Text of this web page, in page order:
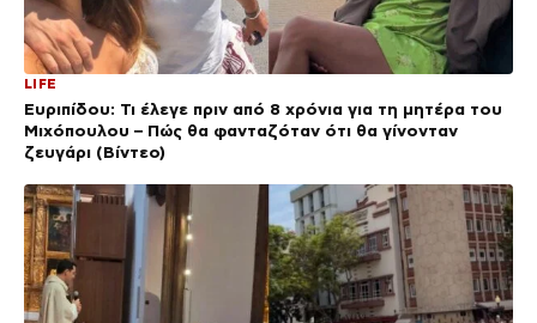
LIFE
Ευριπίδου: Τι έλεγε πριν από 8 χρόνια για τη μητέρα του
Μιχόπουλου – Πώς θα φανταζόταν ότι θα γίνονταν
ζευγάρι (Βίντεο)